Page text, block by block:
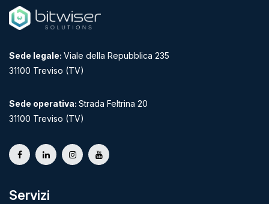
Sede legale: Viale della Repubblica 235
31100 Treviso (TV)
Sede operativa: Strada Feltrina 20
31100 Treviso (TV)
Servizi